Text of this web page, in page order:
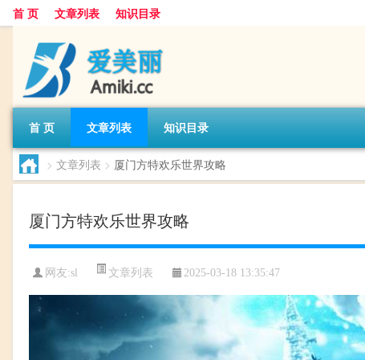
首 页 文章列表 知识目录
首 页 文章列表 知识目录
> 文章列表 > 厦门方特欢乐世界攻略
厦门方特欢乐世界攻略
网友:sl 文章列表 2025-03-18 13:35:47